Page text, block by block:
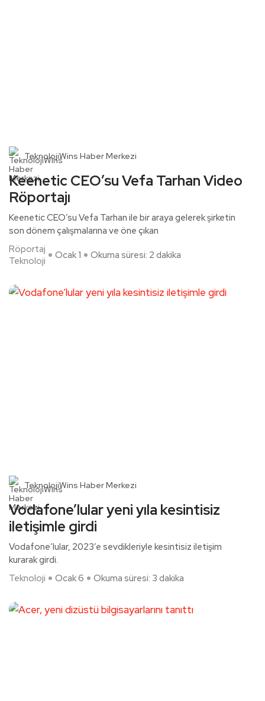
TeknolojiWins Haber Merkezi
Keenetic CEO’su Vefa Tarhan Video
Röportajı
Keenetic CEO’su Vefa Tarhan ile bir araya gelerek şirketin
son dönem çalışmalarına ve öne çıkan
Röportaj
Teknoloji
Ocak 1 Okuma süresi: 2 dakika
TeknolojiWins Haber Merkezi
Vodafone’lular yeni yıla kesintisiz
iletişimle girdi
Vodafone’lular, 2023’e sevdikleriyle kesintisiz iletişim
kurarak girdi.
Teknoloji
Ocak 6 Okuma süresi: 3 dakika